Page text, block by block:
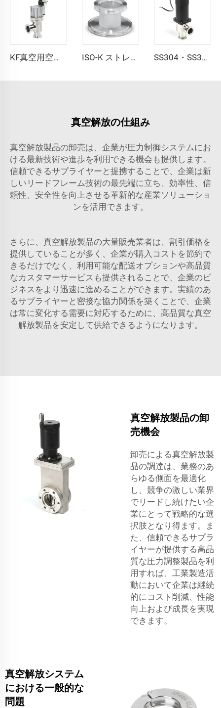
KF真空用空気軸受式L字型角型バルブ 溶接／成形ベローズ付き NC継手 NW16-NW50 密閉式フラッパー SS304 SS316L ステンレス鋼 KF16-KF50 ISO-K ストレートレデューサー ISO80xISO63-ISO160xISO100 SS304/SS316L 高品質ステンレス鋼真空継手フランジ 半導体用 SS304・SS316L製電磁式角型バルブ、NW16-50、真空対応ステンレススチールボディ、KF16/25/40/50継手、90度L字型電動ガスバルブ
真空解放の仕組み
真空解放製品の卸売は、企業が圧力制御システムにお
ける最新技術や進歩を利用できる機会も提供します。
信頼できるサプライヤーと提携することで、企業は新
しいリードフレーム技術の最先端に立ち、効率性、信
頼性、安全性を向上させる革新的な産業ソリューショ
ンを活用できます。
さらに、真空解放製品の大量販売業者は、割引価格を
提供していることが多く、企業が購入コストを節約で
きるだけでなく、利用可能な配送オプションや高品質
なカスタマーサービスも提供されることで、企業のビ
ジネスをより迅速に進めることができます。実績のあ
るサプライヤーと密接な協力関係を築くことで、企業
は常に変化する需要に対応するために、高品質な真空
解放製品を安定して供給できるようになります。
真空解放製品の卸
売機会
卸売による真空解放製
品の調達は、業務のあ
らゆる側面を最適化
し、競争の激しい業界
でリードし続けたい企
業にとって戦略的な選
択肢となり得ます。ま
た、信頼できるサプラ
イヤーが提供する高品
質な圧力調整製品を利
用すれば、工業製造活
動において企業は継続
的にコスト削減、性能
向上および成長を実現
できます。
真空解放システム
における一般的な
問題